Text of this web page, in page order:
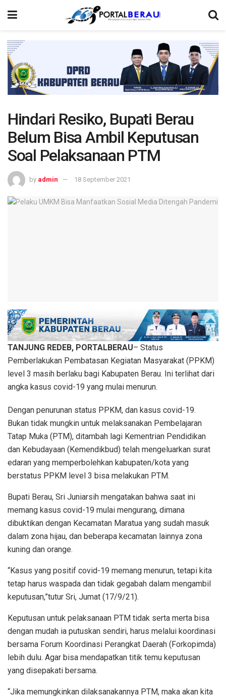
Hindari Resiko, Bupati Berau
Belum Bisa Ambil Keputusan
Soal Pelaksanaan PTM
by admin 18 September 2021
TANJUNG REDEB, PORTALBERAU– Status
Pemberlakukan Pembatasan Kegiatan Masyarakat (PPKM)
level 3 masih berlaku bagi Kabupaten Berau. Ini terlihat dari
angka kasus covid-19 yang mulai menurun.
Dengan penurunan status PPKM, dan kasus covid-19.
Bukan tidak mungkin untuk melaksanakan Pembelajaran
Tatap Muka (PTM), ditambah lagi Kementrian Pendidikan
dan Kebudayaan (Kemendikbud) telah mengeluarkan surat
edaran yang memperbolehkan kabupaten/kota yang
berstatus PPKM level 3 bisa melakukan PTM.
Bupati Berau, Sri Juniarsih mengatakan bahwa saat ini
memang kasus covid-19 mulai mengurang, dimana
dibuktikan dengan Kecamatan Maratua yang sudah masuk
dalam zona hijau, dan beberapa kecamatan lainnya zona
kuning dan orange.
“Kasus yang positif covid-19 memang menurun, tetapi kita
tetap harus waspada dan tidak gegabah dalam mengambil
keputusan,”tutur Sri, Jumat (17/9/21).
Keputusan untuk pelaksanaan PTM tidak serta merta bisa
dengan mudah ia putuskan sendiri, harus melalui koordinasi
bersama Forum Koordinasi Perangkat Daerah (Forkopimda)
lebih dulu. Agar bisa mendapatkan titik temu keputusan
yang disepakati bersama.
“Jika memungkinkan dilaksanakannya PTM, maka akan kita